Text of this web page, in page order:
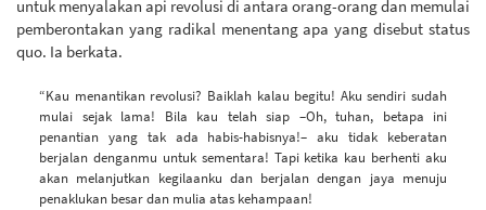
untuk menyalakan api revolusi di antara orang-orang dan memulai
pemberontakan yang radikal menentang apa yang disebut status
quo. Ia berkata.
“Kau menantikan revolusi? Baiklah kalau begitu! Aku sendiri sudah
mulai sejak lama! Bila kau telah siap –Oh, tuhan, betapa ini
penantian yang tak ada habis-habisnya!– aku tidak keberatan
berjalan denganmu untuk sementara! Tapi ketika kau berhenti aku
akan melanjutkan kegilaanku dan berjalan dengan jaya menuju
penaklukan besar dan mulia atas kehampaan!